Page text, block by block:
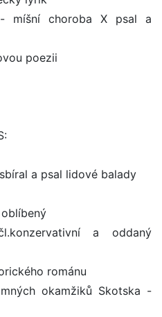
choroba X psal a
poezii
a psal lidové balady
a oddaný
románu
okamžiků Skotska -